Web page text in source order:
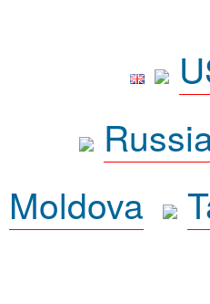
Moldova